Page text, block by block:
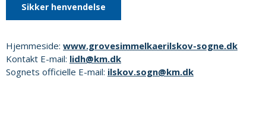
Sikker henvendelse
Hjemmeside: www.grovesimmelkaerilskov-sogne.dk
Kontakt E-mail: lidh@km.dk
Sognets officielle E-mail: ilskov.sogn@km.dk